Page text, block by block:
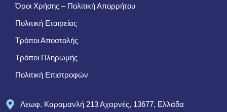
Όροι Χρήσης – Πολιτική Απορρήτου
Πολιτική Εταιρείας
Τρόποι Αποστολής
Τρόποι Πληρωμής
Πολιτική Επιστροφών
Λεωφ. Καραμανλή 213 Αχαρνές, 13677, Ελλάδα